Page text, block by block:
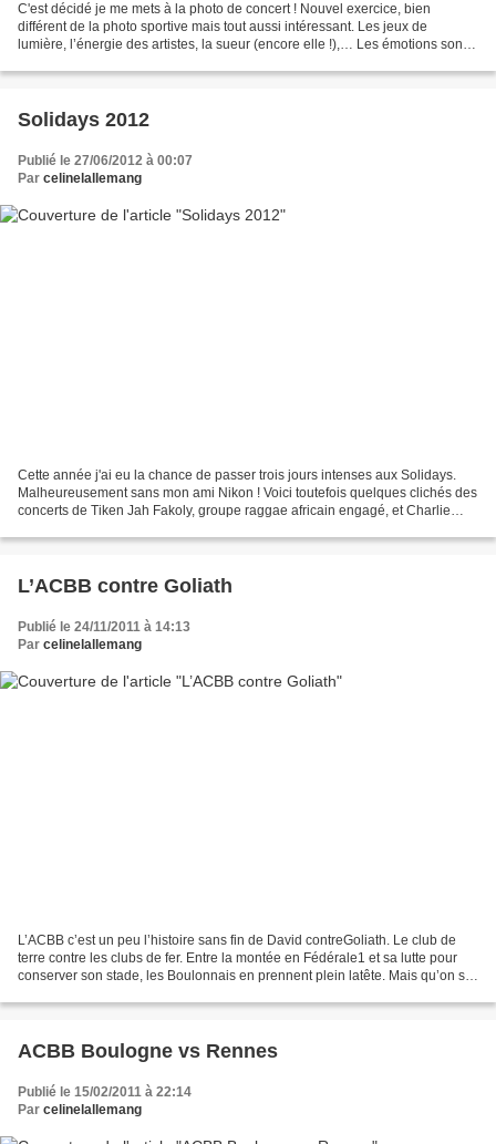
C'est décidé je me mets à la photo de concert ! Nouvel exercice, bien
différent de la photo sportive mais tout aussi intéressant. Les jeux de
lumière, l’énergie des artistes, la sueur (encore elle !),… Les émotions sont
Solidays 2012
Publié le 27/06/2012 à 00:07
Par celinelallemang
Cette année j'ai eu la chance de passer trois jours intenses aux Solidays.
Malheureusement sans mon ami Nikon ! Voici toutefois quelques clichés des
concerts de Tiken Jah Fakoly, groupe raggae africain engagé, et Charlie
L’ACBB contre Goliath
Publié le 24/11/2011 à 14:13
Par celinelallemang
L’ACBB c’est un peu l’histoire sans fin de David contreGoliath. Le club de
terre contre les clubs de fer. Entre la montée en Fédérale1 et sa lutte pour
conserver son stade, les Boulonnais en prennent plein latête. Mais qu’on se
ACBB Boulogne vs Rennes
Publié le 15/02/2011 à 22:14
Par celinelallemang